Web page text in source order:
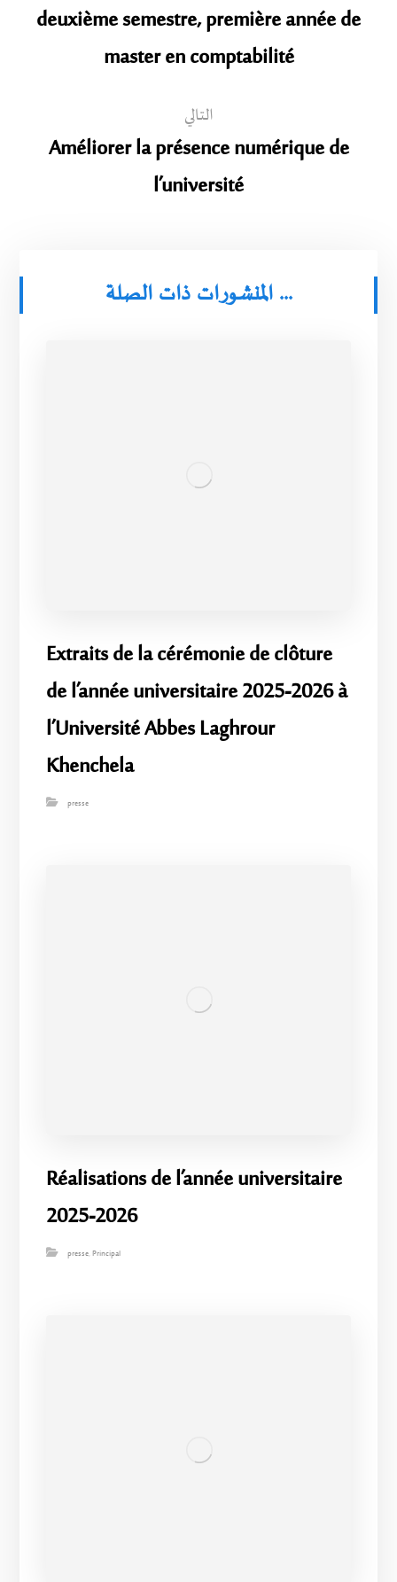
deuxième semestre, première année de
master en comptabilité
التالي
Améliorer la présence numérique de
l’université
المنشورات ذات الصلة ...
Extraits de la cérémonie de clôture
de l’année universitaire 2025-2026 à
l’Université Abbes Laghrour
Khenchela
presse
Réalisations de l’année universitaire
2025-2026
presse,Principal